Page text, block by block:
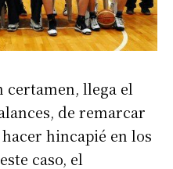
certamen, llega el
de remarcar
hincapié en los
caso, el